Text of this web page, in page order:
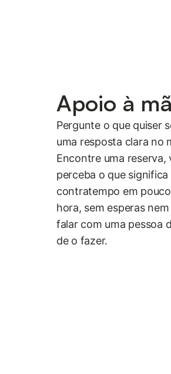
Apoio à
Pergunte o que quiser
uma resposta clara no
Encontre uma
perceba o que
contratempo em
hora, sem esperas
falar com uma pessoa
de o fazer.